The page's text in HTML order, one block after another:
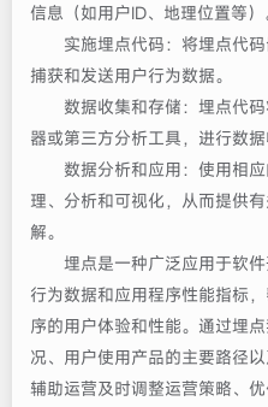
信息（如用户ID、地理位置等）
实施埋点代码：将埋点代码
捕获和发送用户行为数据。
数据收集和存储：埋点代码
器或第三方分析工具，进行数据
数据分析和应用：使用相应
理、分析和可视化，从而提供
解。
埋点是一种广泛应用于软件
行为数据和应用程序性能指标
序的用户体验和性能。通过埋
况、用户使用产品的主要路径
辅助运营及时调整运营策略、